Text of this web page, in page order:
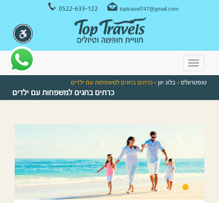
0522-633-122 toptravel747@gmail.com
Toggle
navigation
טופטרוולס > בלוג יוון > כרתים בחגים למשפחות עם ילדים
כרתים בחגים למשפחות עם ילדים
ניווט במקלדת